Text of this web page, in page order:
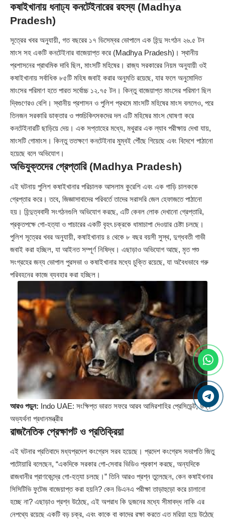
কষাইখানায় ধনাঢ্য কনটেইনারের রহস্য (Madhya
Pradesh)
সূত্রের খবর অনুযায়ী, গত বছরের ১৭ ডিসেম্বর ভোপালে এক হিন্দু সংগঠন ২৬.৫ টন
মাংস সহ একটি কনটেইনার বাজেয়াপ্ত করে (Madhya Pradesh)। স্থানীয়
প্রশাসনের প্রাথমিক দাবি ছিল, মাংসটি মহিষের। রাজ্য সরকারের নিয়ম অনুযায়ী ওই
কষাইখানায় সর্বাধিক ৮৫টি মহিষ জবাই করার অনুমতি রয়েছে, যার ফলে অনুমোদিত
মাংসের পরিমাণ হতে পারত সর্বোচ্চ ১২.৭৫ টন। কিন্তু বাজেয়াপ্ত মাংসের পরিমাণ ছিল
দ্বিগুণেরও বেশি। স্থানীয় প্রশাসন ও পুলিশ প্রথমে মাংসটি মহিষের মাংস বললেও, পরে
তিনজন সরকারি ডাক্তার ও পশুচিকিৎসকদের দল এটি মহিষের মাংস ঘোষণা করে
কনটেইনারটি ছাড়িয়ে দেয়। এক সপ্তাহের মধ্যে, মথুরার এক ল্যাব পরীক্ষায় দেখা যায়,
মাংসটি গোমাংস। কিন্তু ততক্ষণে কনটেইনার মুম্বই পৌঁছে গিয়েছে এবং বিদেশে পাঠানো
হয়েছে বলে অভিযোগ।
অভিযুক্তদের গ্রেপ্তারি (Madhya Pradesh)
এই ঘটনায় পুলিশ কষাইখানার পরিচালক আসলাম কুরেশি এবং এক গাড়ি চালককে
গ্রেপ্তার করে। তবে, জিজ্ঞাসাবাদের পরিবর্তে তাদের সরাসরি জেল হেফাজতে পাঠানো
হয়। হিন্দুত্ববাদী সংগঠনগুলি অভিযোগ করছে, এটি কেবল লোক দেখানো গ্রেপ্তারি,
প্রকৃতপক্ষে গো-হত্যা ও পাচারের একটি বৃহৎ চক্রকে ধামাচাপা দেওয়ার চেষ্টা চলছে।
পুলিশ সূত্রের খবর অনুযায়ী, কষাইখানায় ৪ থেকে ৮ বছর বয়সী সুস্থ, দুগ্ধবতী গাভী
জবাই করা হচ্ছিল, যা আইনত সম্পূর্ণ নিষিদ্ধ। এছাড়াও অভিযোগ আছে, মৃত পশু
সংগ্রহের জন্য ভোপাল পুরসভা ও কষাইখানার মধ্যে চুক্তি রয়েছে, যা অবৈধভাবে গরু
পরিবহনের কাজে ব্যবহার করা হচ্ছিল।
আরও পড়ুন: Indo UAE: সংক্ষিপ্ত ভারত সফরে আরব আমিরশাহির প্রেসিডেন্ট, উষ্ণ
অভ্যর্থনা প্রধানমন্ত্রীর
রাজনৈতিক প্রেক্ষাপট ও প্রতিক্রিয়া
এই ঘটনার প্রতিবাদে মধ্যপ্রদেশ কংগ্রেস সরব হয়েছে। প্রদেশ কংগ্রেস সভাপতি জিতু
পাটোয়ারি বলেছেন, “একদিকে সরকার গো-সেবার ভিডিও প্রকাশ করছে, অন্যদিকে
রাজধানীর প্রাণকেন্দ্রে গো-হত্যা চলছে।” তিনি আরও প্রশ্ন তুলেছেন, কেন কষাইখনার
সিসিটিভি ফুটেজ বাজেয়াপ্ত করা হয়নি? কেন ডিএনএ পরীক্ষা তাড়াহুড়ো করে চালানো
হচ্ছে না? এছাড়াও প্রশ্ন উঠেছে, এই অপরাধ কি দুজনের মধ্যে সীমাবদ্ধ নাকি এর
নেপথ্যে রয়েছে একটি বড় চক্র, এবং কাকে বা কাদের রক্ষা করতে এত মরিয়া হয়ে উঠেছে